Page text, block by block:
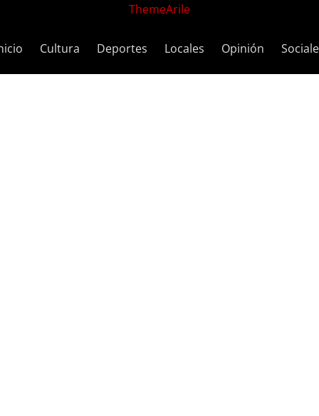
ThemeArile
Cultura Deportes Locales Opinión